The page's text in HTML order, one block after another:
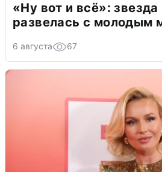
«Ну вот и всё»:
развелась с молодым
6 августа 67